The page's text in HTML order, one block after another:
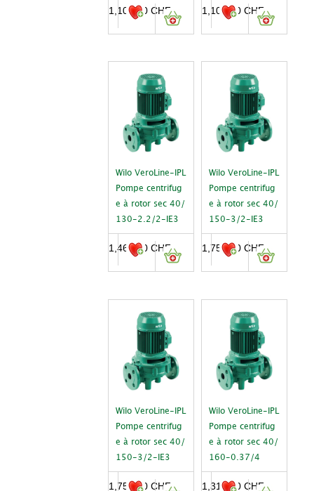
1,103.00CHF 1,103.00CHF
Wilo VeroLine-IPL
Pompe centrifug
e à rotor sec 40/
130-2.2/2-IE3
1,465.00CHF
Wilo VeroLine-IPL
Pompe centrifug
e à rotor sec 40/
150-3/2-IE3
1,751.00CHF
Wilo VeroLine-IPL
Pompe centrifug
e à rotor sec 40/
150-3/2-IE3
1,751.00CHF
Wilo VeroLine-IPL
Pompe centrifug
e à rotor sec 40/
160-0.37/4
1,315.00CHF